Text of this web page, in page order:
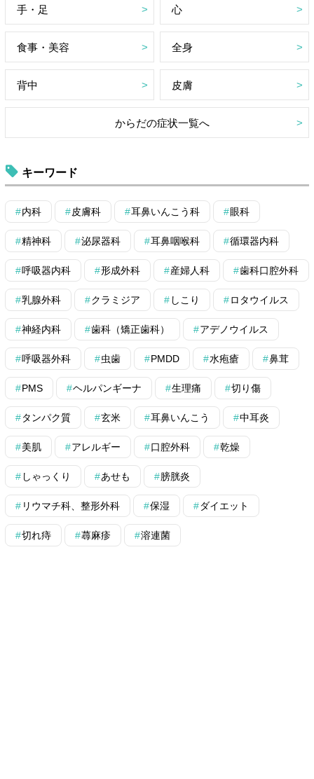
手・足 心
食事・美容 全身
背中 皮膚
からだの症状一覧へ
キーワード
内科 皮膚科 耳鼻いんこう科 眼科
精神科 泌尿器科 耳鼻咽喉科 循環器内科
呼吸器内科 形成外科 産婦人科 歯科口腔外科
乳腺外科 クラミジア しこり ロタウイルス
神経内科 歯科（矯正歯科） アデノウイルス
呼吸器外科 虫歯 PMDD 水疱瘡 鼻茸
PMS ヘルパンギーナ 生理痛 切り傷
タンパク質 玄米 耳鼻いんこう 中耳炎
美肌 アレルギー 口腔外科 乾燥
しゃっくり あせも 膀胱炎
リウマチ科、整形外科 保湿 ダイエット
切れ痔 蕁麻疹 溶連菌